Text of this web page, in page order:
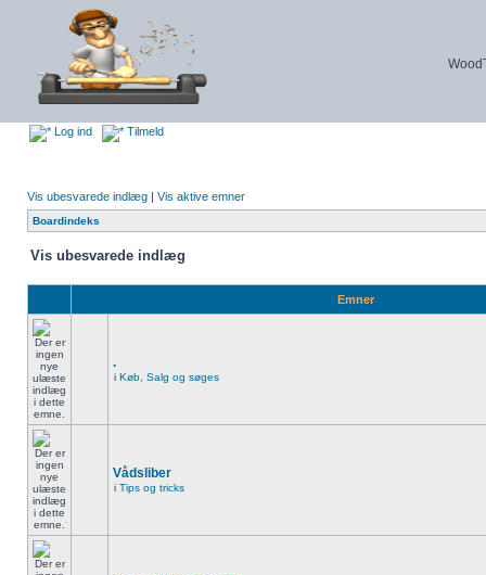
Log ind Tilmeld
Vis ubesvarede indlæg | Vis aktive emner
Boardindeks
Vis ubesvarede indlæg
Emner
.
i Køb, Salg og søges
Vådsliber
i Tips og tricks